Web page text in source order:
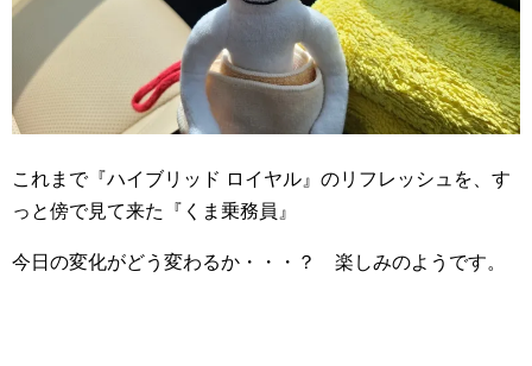
これまで『ハイブリッド ロイヤル』のリフレッシュを、す
っと傍で見て来た『くま乗務員』
今日の変化がどう変わるか・・・？ 楽しみのようです。